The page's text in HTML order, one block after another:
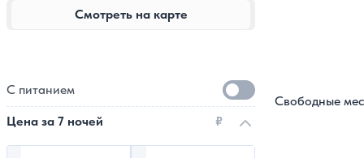
Смотреть на карте
Свободные
С питанием
Цена за 7 ночей ₽